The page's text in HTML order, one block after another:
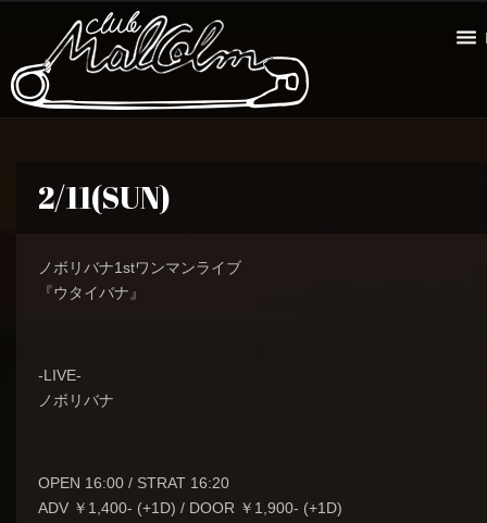
2/11(SUN)
ノボリバナ1stワンマンライブ
『ウタイバナ』
-LIVE-
ノボリバナ
OPEN 16:00 / STRAT 16:20
ADV ￥1,400- (+1D) / DOOR ￥1,900- (+1D)